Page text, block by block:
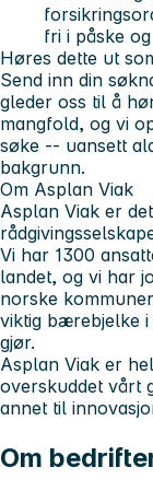
fri i påske
Høres dette ut
Send inn din
gleder oss til å
mangfold, og vi
søke -- uansett
bakgrunn.
Om Asplan Viak
Asplan Viak er
Vi har 1300
landet, og vi har
norske
viktig bærebjelke
gjør.
Asplan Viak er
overskuddet vårt
annet til
Om